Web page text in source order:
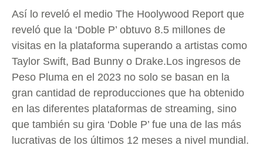
Así lo reveló el medio The Hoolywood Report que
reveló que la ‘Doble P’ obtuvo 8.5 millones de
visitas en la plataforma superando a artistas como
Taylor Swift, Bad Bunny o Drake.Los ingresos de
Peso Pluma en el 2023 no solo se basan en la
gran cantidad de reproducciones que ha obtenido
en las diferentes plataformas de streaming, sino
que también su gira ‘Doble P’ fue una de las más
lucrativas de los últimos 12 meses a nivel mundial.